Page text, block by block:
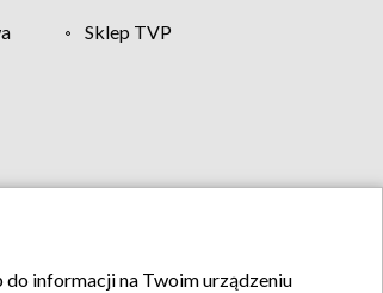
Sklep TVP
informacji na Twoim urządzeniu